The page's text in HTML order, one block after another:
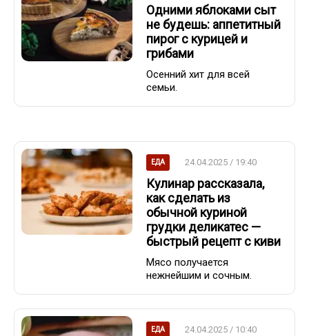
Одними яблоками сыт
не будешь: аппетитный
пирог с курицей и
грибами
Осенний хит для всей
семьи.
ЕДА 24.04.2025 / 19:40
Кулинар рассказала,
как сделать из
обычной куриной
грудки деликатес —
быстрый рецепт с киви
Мясо получается
нежнейшим и сочным.
ЕДА 24.04.2025 / 10:40